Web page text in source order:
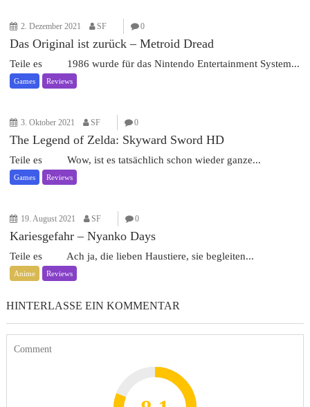
2. Dezember 2021 SF 0
Das Original ist zurück – Metroid Dread
Teile es 1986 wurde für das Nintendo Entertainment System...
Games Reviews
3. Oktober 2021 SF 0
The Legend of Zelda: Skyward Sword HD
Teile es Wow, ist es tatsächlich schon wieder ganze...
Games Reviews
19. August 2021 SF 0
Kariesgefahr – Nyanko Days
Teile es Ach ja, die lieben Haustiere, sie begleiten...
Anime Reviews
HINTERLASSE EIN KOMMENTAR